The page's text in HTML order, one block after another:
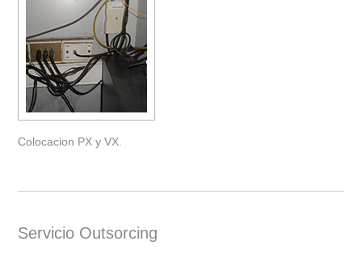
Colocacion PX y VX.
Servicio Outsorcing